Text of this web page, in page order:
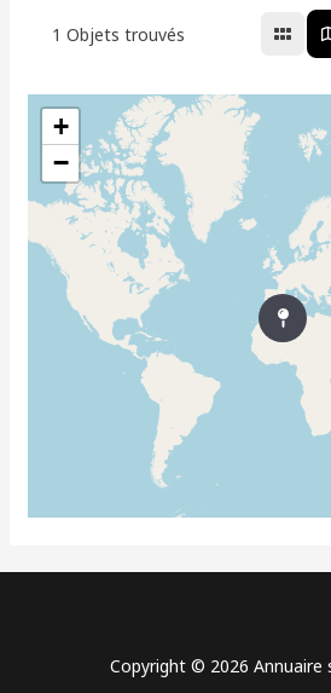
1 Objets trouvés
+
−
Copyright © 2026 Annuaire